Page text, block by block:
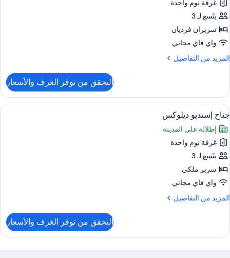
غرفة
ديلوكس
بسريرين
منفصلين
غرفة نوم واحدة
يتّسع لـ 3
سريران فرديان
واي فاي مجاني
المزيد من التفاصيل
المزيد
غرفة
ديلوكس
بسريرين
منفصلين
التحقق من توفر الغرف والأسعار
استعراض
جميع
صور
جناح
إستديو
ديلوكس
ميني بار وخزنة داخل الغرفة ومساحة عمل
5
جناح إستديو ديلوكس
إطلالة على المدينة
غرفة نوم واحدة
يتّسع لـ 3
سرير ملكي
واي فاي مجاني
المزيد من التفاصيل
المزيد
جناح
التحقق من توفر الغرف والأسعار